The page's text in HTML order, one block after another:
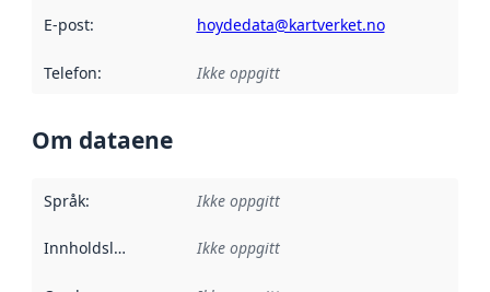
E-post: hoydedata@kartverket.no
Telefon: Ikke oppgitt
Om dataene
Språk: Ikke oppgitt
Innholdsleverandører :
Ikke oppgitt